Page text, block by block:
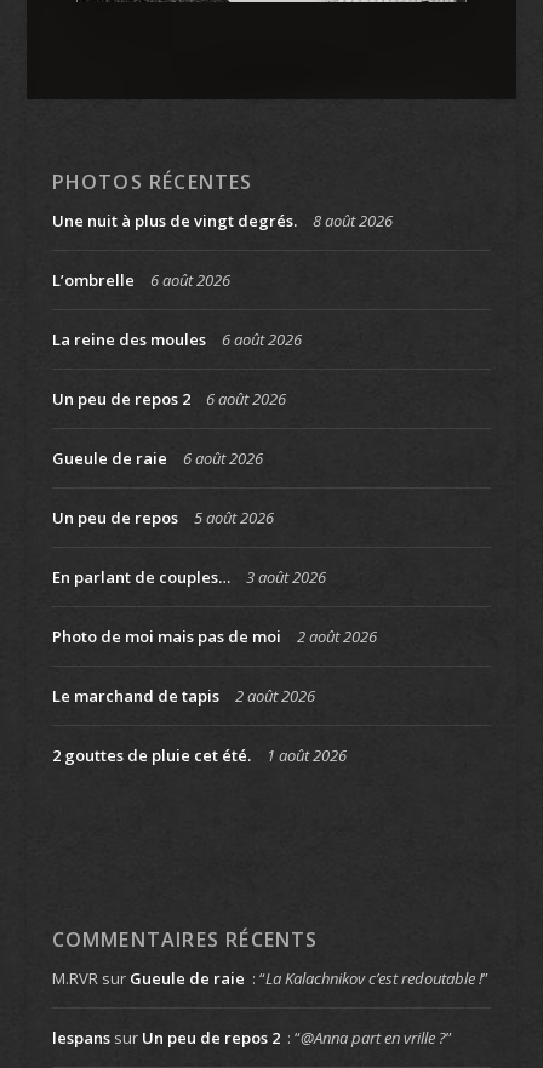
PHOTOS RÉCENTES
Une nuit à plus de vingt degrés. 8 août 2026
L’ombrelle 6 août 2026
La reine des moules 6 août 2026
Un peu de repos 2 6 août 2026
Gueule de raie 6 août 2026
Un peu de repos 5 août 2026
En parlant de couples… 3 août 2026
Photo de moi mais pas de moi 2 août 2026
Le marchand de tapis 2 août 2026
2 gouttes de pluie cet été. 1 août 2026
COMMENTAIRES RÉCENTS
M.RVRsur Gueule de raie : “La Kalachnikov c’est redoutable !”
lespanssur Un peu de repos 2 : “@Anna part en vrille ?”